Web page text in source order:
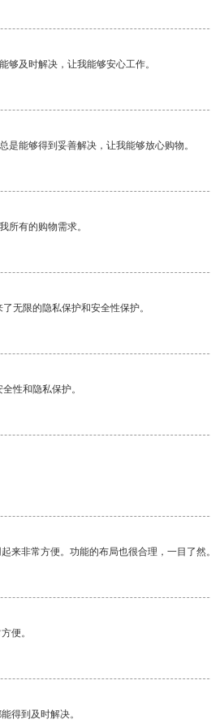
够及时解决，让我能够安心工作。
能够得到妥善解决，让我能够放心购物。
所有的购物需求。
无限的隐私保护和安全性保护。
性和隐私保护。
来非常方便。功能的布局也很合理，一目了然。
便。
得到及时解决。